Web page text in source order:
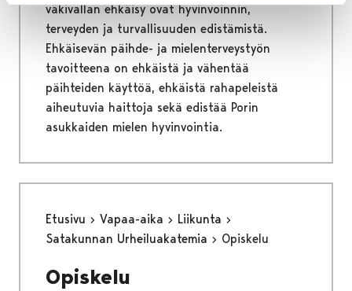
väkivallan ehkäisy ovat hyvinvoinnin,
terveyden ja turvallisuuden edistämistä.
Ehkäisevän päihde- ja mielenterveystyön
tavoitteena on ehkäistä ja vähentää
päihteiden käyttöä, ehkäistä rahapeleistä
aiheutuvia haittoja sekä edistää Porin
asukkaiden mielen hyvinvointia.
Etusivu Vapaa-aika
Liikunta
Satakunnan Urheiluakatemia
Opiskelu
Opiskelu